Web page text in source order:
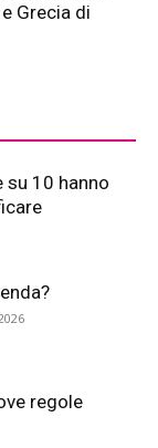
Grecia di
su 10 hanno
regole